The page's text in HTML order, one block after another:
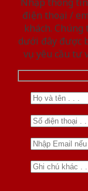
điện thoại /
khách.
dưới đây được
vụ yêu cầu tư